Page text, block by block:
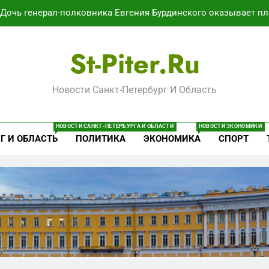
Дочь генерал-полковника Евгения Бурдинского оказывает
Путёвки есть – мест нет:
Минпромторг потребовал данные о складах с военной
В Воронеже участников СВО берут на
Путёвки есть – мест нет:
St-Piter.ru
Новости Санкт-Петербург И Область
И ОБЛАСТЬ
НОВОСТИ САНКТ-ПЕТЕРБУРГА И ОБЛАСТИ
ПОЛИТИКА ЭКОНОМИКА
НОВОСТИ ЭКОНОМИКИ
СПОРТ